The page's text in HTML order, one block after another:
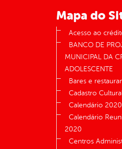
Mapa do
Acesso ao
BANCO DE
MUNICIPAL DA
ADOLESCENTE
Bares e
Cadastro
Calendário
Calendário
2020
Centros